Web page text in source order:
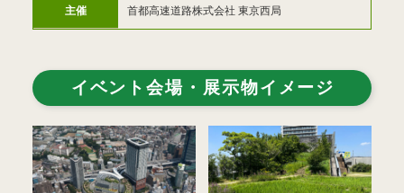
主催 首都高速道路株式会社 東京西局
イベント会場・展示物イメージ